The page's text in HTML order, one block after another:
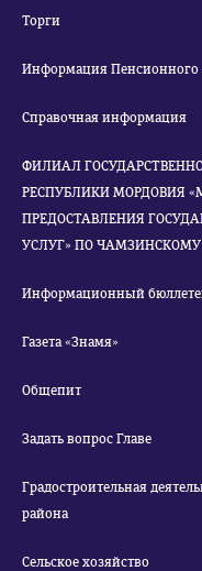
Торги
Информация Пенсионного
Справочная информация
ФИЛИАЛ
РЕСПУБЛИКИ МОРДОВИЯ
ПРЕДОСТАВЛЕНИЯ
УСЛУГ» ПО
Информационный
Газета «Знамя»
Общепит
Задать вопрос Главе
Градостроительная
района
Сельское хозяйство